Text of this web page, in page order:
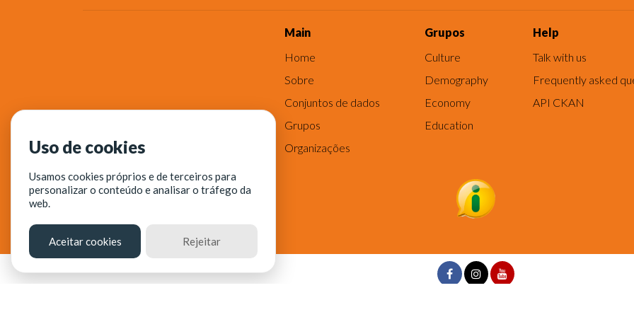
Main
Home
Sobre
Conjuntos de dados
Grupos
Organizações
Grupos
Culture
Demography
Economy
Education
Help
Talk with us
Frequently asked
API CKAN
Uso de cookies
Usamos cookies próprios e de terceiros para
personalizar o conteúdo e analisar o tráfego da
web.
Aceitar cookies Rejeitar